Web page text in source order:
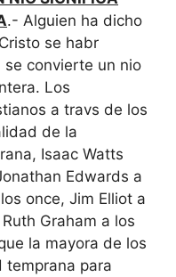
.- Alguien ha dicho
se habr
convierte un nio
Los
a travs de los
de la
Isaac Watts
Edwards a
once, Jim Elliot a
Graham a los
la mayora de los
temprana para